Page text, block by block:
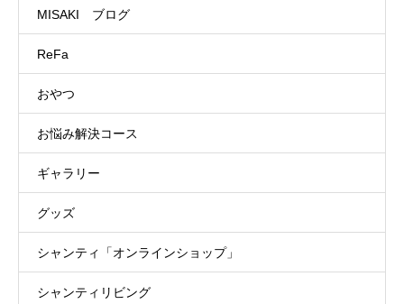
MISAKI ブログ
ReFa
おやつ
お悩み解決コース
ギャラリー
グッズ
シャンティ「オンラインショップ」
シャンティリビング